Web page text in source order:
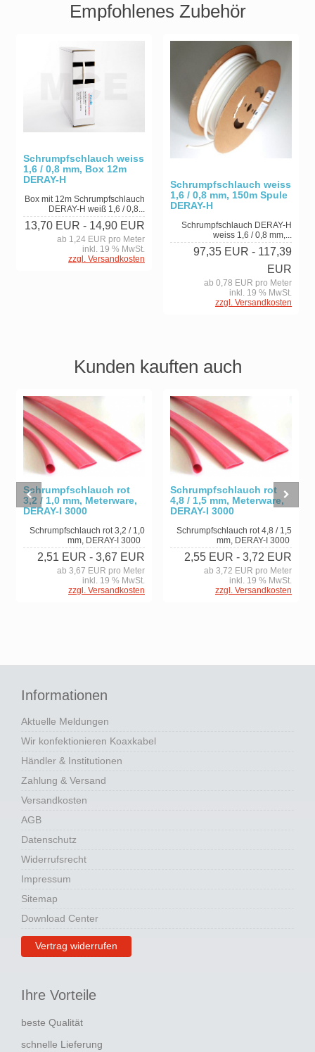
Empfohlenes Zubehör
Schrumpfschlauch weiss
1,6 / 0,8 mm, Box 12m
DERAY-H
Box mit 12m Schrumpfschlauch
DERAY-H weiß 1,6 / 0,8...
13,70 EUR - 14,90 EUR
ab 1,24 EUR pro Meter
inkl. 19 % MwSt.
zzgl. Versandkosten
Schrumpfschlauch weiss
1,6 / 0,8 mm, 150m Spule
DERAY-H
Schrumpfschlauch DERAY-H
weiss 1,6 / 0,8 mm,...
97,35 EUR - 117,39
EUR
ab 0,78 EUR pro Meter
inkl. 19 % MwSt.
zzgl. Versandkosten
Kunden kauften auch
Schrumpfschlauch rot
3,2 / 1,0 mm, Meterware,
DERAY-I 3000
Schrumpfschlauch rot 3,2 / 1,0
mm, DERAY-I 3000
2,51 EUR - 3,67 EUR
ab 3,67 EUR pro Meter
inkl. 19 % MwSt.
zzgl. Versandkosten
Schrumpfschlauch rot
4,8 / 1,5 mm, Meterware,
DERAY-I 3000
Schrumpfschlauch rot 4,8 / 1,5
mm, DERAY-I 3000
2,55 EUR - 3,72 EUR
ab 3,72 EUR pro Meter
inkl. 19 % MwSt.
zzgl. Versandkosten
Informationen
Aktuelle Meldungen
Wir konfektionieren Koaxkabel
Händler & Institutionen
Zahlung & Versand
Versandkosten
AGB
Datenschutz
Widerrufsrecht
Impressum
Sitemap
Download Center
Vertrag widerrufen
Ihre Vorteile
beste Qualität
schnelle Lieferung